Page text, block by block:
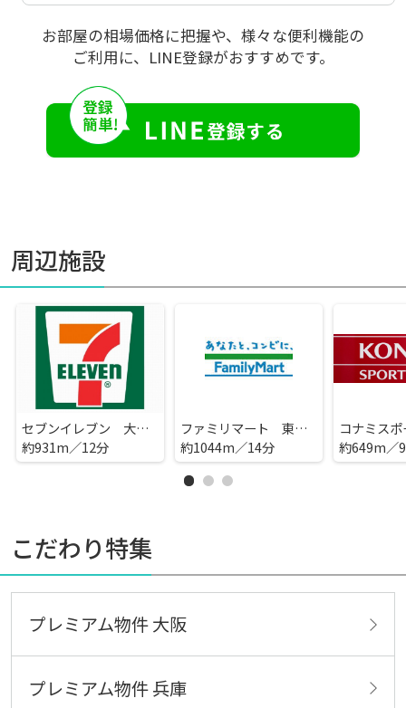
お部屋の相場価格に把握や、様々な便利機能の
ご利用に、LINE登録がおすすめです。
周辺施設
セブンイレブン 大阪アメニティパーク前店
約931m／12分
ファミリマート 東天満一丁目店
約1044m／14分
約649m／
こだわり特集
プレミアム物件 大阪
プレミアム物件 兵庫